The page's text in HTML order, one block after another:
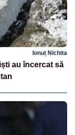
Ionuț Nichita
au încercat să